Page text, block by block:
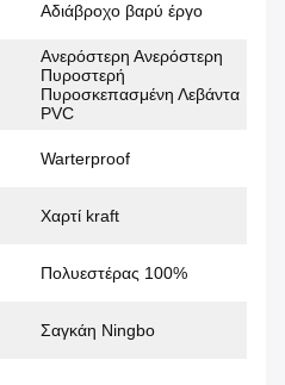
Αδιάβροχο βαρύ έργο
Ανερόστερη Ανερόστερη
Πυροστερή
Πυροσκεπασμένη Λεβάντα
PVC
Warterproof
Χαρτί kraft
Πολυεστέρας 100%
Σαγκάη Ningbo